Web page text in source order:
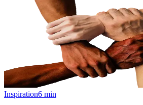
Inspiration6 min